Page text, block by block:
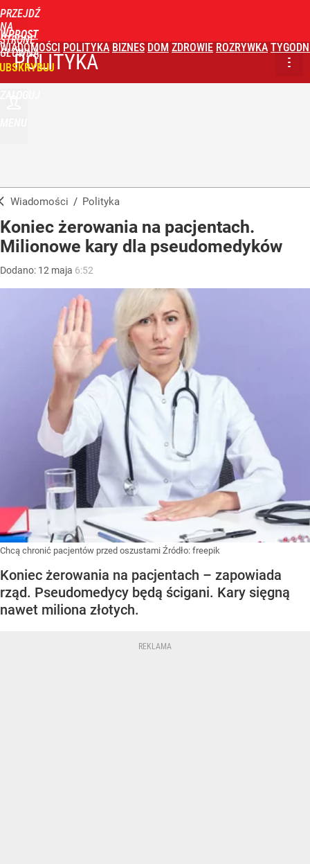
PRZEJDŹ
NA
STRONĘ
GŁÓWNĄ
WPROST
WIADOMOŚCI POLITYKA BIZNES DOM ZDROWIE ROZRYWKA
POLITYKA
Wiadomości / Polityka
Koniec żerowania na pacjentach.
Milionowe kary dla pseudomedyków
Dodano: 12 maja 6:52
Chcą chronić pacjentów przed oszustami Źródło: freepik
Koniec żerowania na pacjentach – zapowiada
rząd. Pseudomedycy będą ścigani. Kary sięgną
nawet miliona złotych.